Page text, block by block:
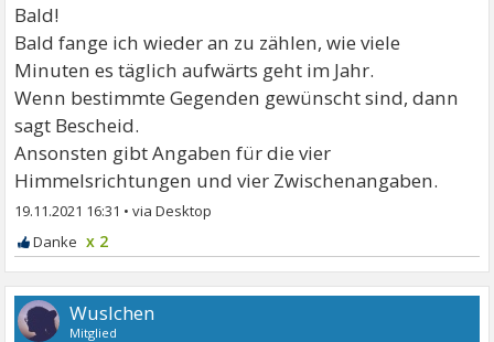
Bald!
Bald fange ich wieder an zu zählen, wie viele
Minuten es täglich aufwärts geht im Jahr.
Wenn bestimmte Gegenden gewünscht sind, dann
sagt Bescheid.
Ansonsten gibt Angaben für die vier
Himmelsrichtungen und vier Zwischenangaben.
19.11.2021 16:31 •
x 2
Wuslchen
Mitglied